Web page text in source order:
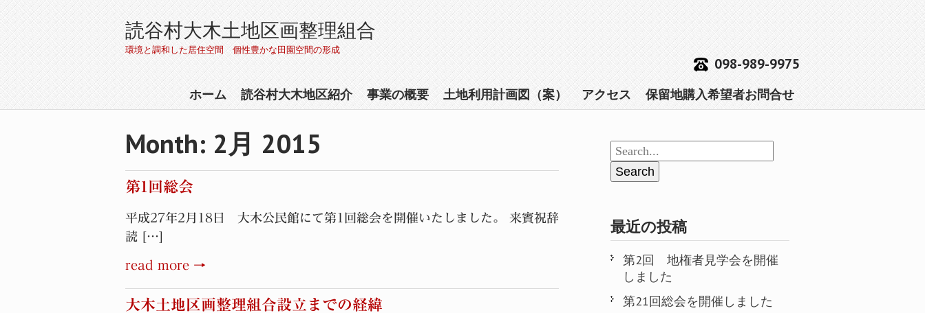
読谷村大木土地区画整理組合
環境と調和した居住空間 個性豊かな田園空間の形成
098-989-9975
ホーム 読谷村大木地区紹介 事業の概要 土地利用計画図（案） アクセス 保留地購入希望者お問合せ
Month: 2月 2015
第1回総会
平成27年2月18日 大木公民館にて第1回総会を開催いたしました。 来賓祝辞
読 […]
read more →
大木土地区画整理組合設立までの経緯
最近の投稿
第2回 地権者見学会を開催
しました
第21回総会を開催しました